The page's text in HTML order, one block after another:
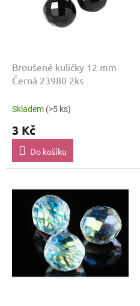
Broušené kuličky 12 mm
Černá 23980 2ks
Skladem (>5 ks)
3 Kč
Do košíku